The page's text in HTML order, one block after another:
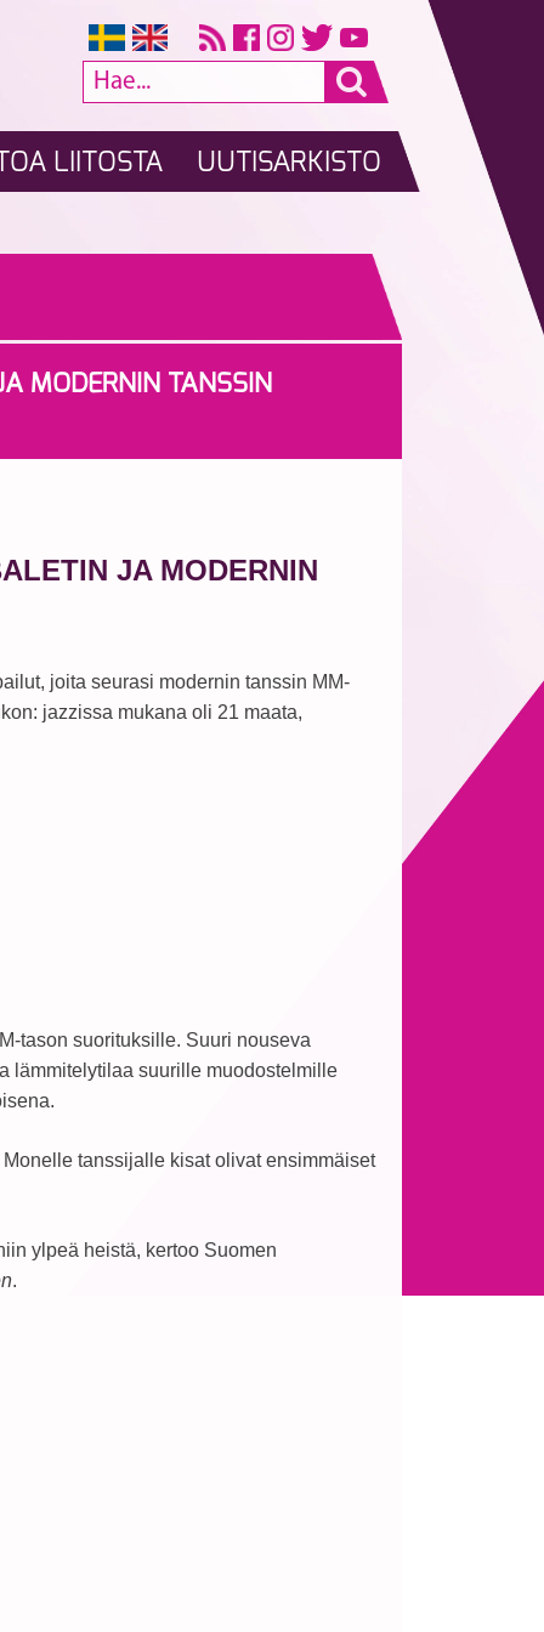
LIITOSTA UUTISARKISTO
MODERNIN TANSSIN
JA MODERNIN
joita seurasi modernin tanssin MM-
jazzissa mukana oli 21 maata,
tason suorituksille. Suuri nouseva
lämmitelytilaa suurille muodostelmille
tanssijalle kisat olivat ensimmäiset
ylpeä heistä, kertoo Suomen
.